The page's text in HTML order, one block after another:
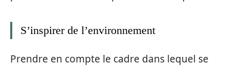
S’inspirer de l’environnement
Prendre en compte le cadre dans lequel se